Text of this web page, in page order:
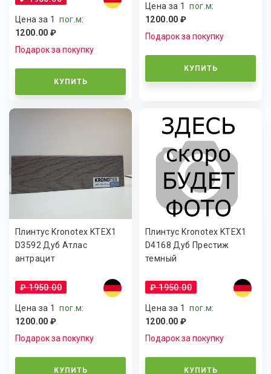
Цена за 1пог.м:
1200.00 ₽
Подарок за покупку
КУПИТЬ
Цена за 1пог.м:
1200.00 ₽
Подарок за покупку
КУПИТЬ
Плинтус Kronotex KTEX1
D3592 Дуб Атлас
антрацит
₽ 1950.00
Цена за 1пог.м:
1200.00 ₽
Подарок за покупку
КУПИТЬ
Плинтус Kronotex KTEX1
D4168 Дуб Престиж
темный
₽ 1950.00
Цена за 1пог.м:
1200.00 ₽
Подарок за покупку
КУПИТЬ